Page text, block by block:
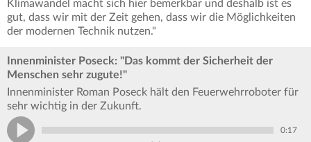
Klimawandel macht sich hier bemerkbar und deshalb ist es
gut, dass wir mit der Zeit gehen, dass wir die Möglichkeiten
der modernen Technik nutzen."
Innenminister Poseck: "Das kommt der Sicherheit der
Menschen sehr zugute!"
Innenminister Roman Poseck hält den Feuerwehrroboter für
sehr wichtig in der Zukunft.
0:17